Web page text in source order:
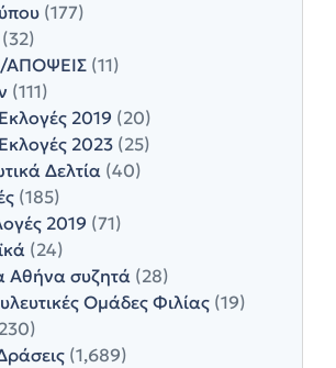
(177)
(32)
ΑΠΟΨΕΙΣ (11)
(111)
2019 (20)
2023 (25)
Δελτία (40)
(185)
2019 (71)
(24)
Αθήνα συζητά (28)
Ομάδες Φιλίας (19)
(1,689)